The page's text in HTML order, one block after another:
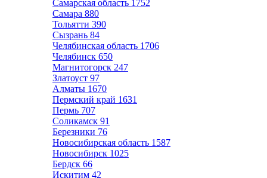
Самарская область 1752
Самара 880
Тольятти 390
Сызрань 84
Челябинская область 1706
Челябинск 650
Магнитогорск 247
Златоуст 97
Алматы 1670
Пермский край 1631
Пермь 707
Соликамск 91
Березники 76
Новосибирская область 1587
Новосибирск 1025
Бердск 66
Искитим 42